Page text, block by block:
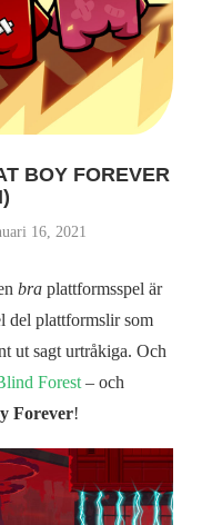
BOY FOREVER
16, 2021
bra plattformsspel är
del plattformslir som
ut sagt urtråkiga. Och
Forest – och
Forever!